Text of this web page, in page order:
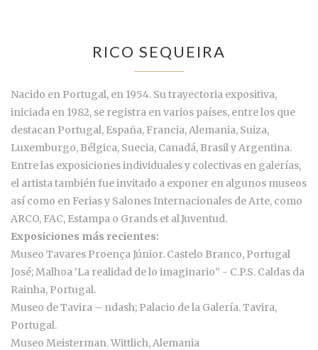
RICO SEQUEIRA
Nacido en Portugal, en 1954. Su trayectoria expositiva,
iniciada en 1982, se registra en varios países, entre los que
destacan Portugal, España, Francia, Alemania, Suiza,
Luxemburgo, Bélgica, Suecia, Canadá, Brasil y Argentina.
Entre las exposiciones individuales y colectivas en galerías,
el artista también fue invitado a exponer en algunos museos
así como en Ferias y Salones Internacionales de Arte, como
ARCO, FAC, Estampa o Grands et al.Juventud.
Exposiciones más recientes:
Museo Tavares Proença Júnior. Castelo Branco, Portugal
José; Malhoa ‘La realidad de lo imaginario” - C.P.S. Caldas da
Rainha, Portugal.
Museo de Tavira – ndash; Palacio de la Galería. Tavira,
Portugal.
Museo Meisterman. Wittlich, Alemania